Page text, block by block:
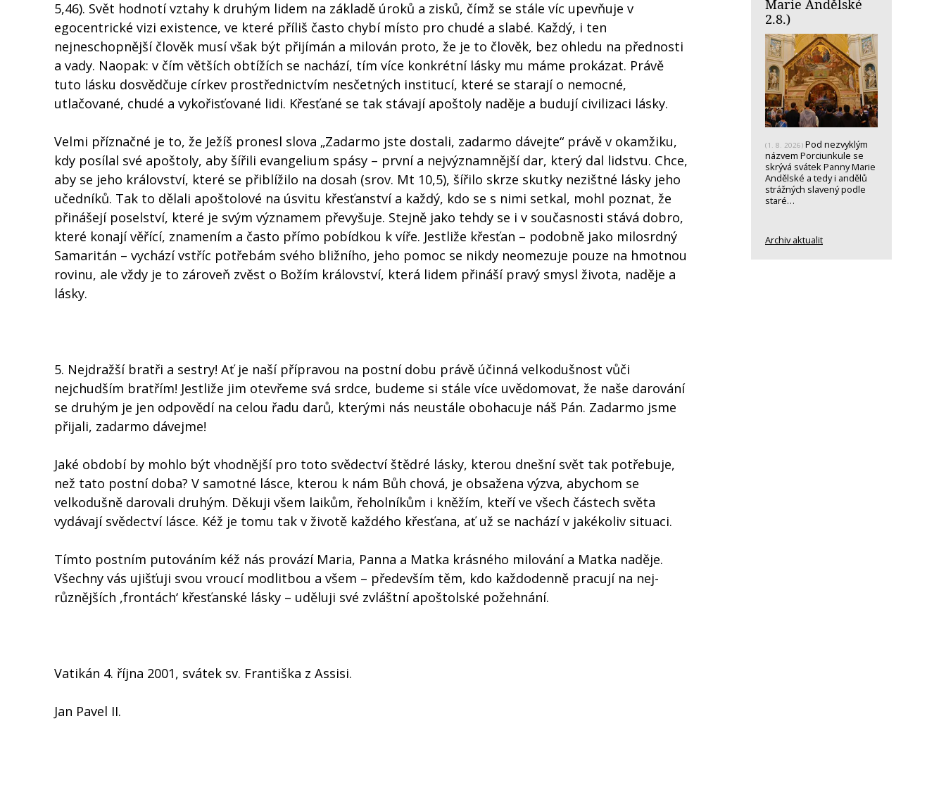
5,46). Svět hodnotí vztahy k druhým lidem na základě úroků a zisků, čímž se stále víc upevňuje v
egocentrické vizi existence, ve které příliš často chybí místo pro chudé a slabé. Každý, i ten
nejneschopnější člověk musí však být přijímán a milován proto, že je to člověk, bez ohledu na přednosti
a vady. Naopak: v čím větších obtížích se nachází, tím více konkrétní lásky mu máme prokázat. Právě
tuto lásku dosvědčuje církev prostřednictvím nesčetných institucí, které se starají o nemocné,
utlačované, chudé a vykořisťované lidi. Křesťané se tak stávají apoštoly naděje a budují civilizaci lásky.
Velmi příznačné je to, že Ježíš pronesl slova „Zadarmo jste dostali, zadarmo dávejte“ právě v okamžiku,
kdy posílal své apoštoly, aby šířili evangelium spásy – první a nejvýznamnější dar, který dal lidstvu. Chce,
aby se jeho království, které se přiblížilo na dosah (srov. Mt 10,5), šířilo skrze skutky nezištné lásky jeho
učedníků. Tak to dělali apoštolové na úsvitu křesťanství a každý, kdo se s nimi setkal, mohl poznat, že
přinášejí poselství, které je svým významem převyšuje. Stejně jako tehdy se i v současnosti stává dobro,
které konají věřící, znamením a často přímo pobídkou k víře. Jestliže křesťan – podobně jako milosrdný
Samaritán – vychází vstříc potřebám svého bližního, jeho pomoc se nikdy neomezuje pouze na hmotnou
rovinu, ale vždy je to zároveň zvěst o Božím království, která lidem přináší pravý smysl života, naděje a
lásky.
5. Nejdražší bratři a sestry! Ať je naší přípravou na postní dobu právě účinná velkodušnost vůči
nejchudším bratřím! Jestliže jim otevřeme svá srdce, budeme si stále více uvědomovat, že naše darování
se druhým je jen odpovědí na celou řadu darů, kterými nás neustále obohacuje náš Pán. Zadarmo jsme
přijali, zadarmo dávejme!
Jaké období by mohlo být vhodnější pro toto svědectví štědré lásky, kterou dnešní svět tak potřebuje,
než tato postní doba? V samotné lásce, kterou k nám Bůh chová, je obsažena výzva, abychom se
velkodušně darovali druhým. Děkuji všem laikům, řeholníkům i kněžím, kteří ve všech částech světa
vydávají svědectví lásce. Kéž je tomu tak v životě každého křesťana, ať už se nachází v jakékoliv situaci.
Tímto postním putováním kéž nás provází Maria, Panna a Matka krásného milování a Matka naděje.
Všechny vás ujišťuji svou vroucí modlitbou a všem – především těm, kdo každodenně pracují na nej-
různějších ,frontách‘ křesťanské lásky – uděluji své zvláštní apoštolské požehnání.
Vatikán 4. října 2001, svátek sv. Františka z Assisi.
Jan Pavel II.
Marie Andělské
2.8.)
(1. 8. 2026) Pod nezvyklým
názvem Porciunkule se
skrývá svátek Panny Marie
Andělské a tedy i andělů
strážných slavený podle
staré…
Archiv aktualit